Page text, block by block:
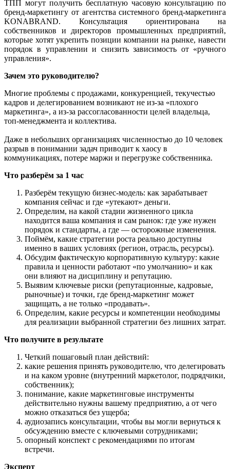
ТПП могут получить бесплатную часовую консультацию по
бренд-маркетингу от агентства системного бренд-маркетинга
KONABRAND. Консультация ориентирована на
собственников и директоров промышленных предприятий,
которые хотят укрепить позиции компании на рынке, навести
порядок в управлении и снизить зависимость от «ручного
управления».
Зачем это руководителю?
Многие проблемы с продажами, конкуренцией, текучестью
кадров и делегированием возникают не из‑за «плохого
маркетинга», а из-за рассогласованности целей владельца,
топ-менеджмента и коллектива.
​Даже в небольших организациях численностью до 10 человек
разрыв в понимании задач приводит к хаосу в
коммуникациях, потере маржи и перегрузке собственника.
Что разберём за 1 час
Разберём текущую бизнес-модель: как зарабатывает
компания сейчас и где «утекают» деньги.
Определим, на какой стадии жизненного цикла
находится ваша компания и сам рынок: где уже нужен
порядок и стандарты, а где — осторожные изменения.
​Поймём, какие стратегии роста реально доступны
именно в ваших условиях (регион, отрасль, ресурсы).
​Обсудим фактическую корпоративную культуру: какие
правила и ценности работают «по умолчанию» и как
они влияют на дисциплину и репутацию.
​Выявим ключевые риски (репутационные, кадровые,
рыночные) и точки, где бренд-маркетинг может
защищать, а не только «продавать».
​Определим, какие ресурсы и компетенции необходимы
для реализации выбранной стратегии без лишних затрат.
Что получите в результате
Четкий пошаговый план действий:
какие решения принять руководителю, что делегировать
и на каком уровне (внутренний маркетолог, подрядчики,
собственник);
понимание, какие маркетинговые инструменты
действительно нужны вашему предприятию, а от чего
можно отказаться без ущерба;
аудиозапись консультации, чтобы вы могли вернуться к
обсуждению вместе с ключевыми сотрудниками;
опорный конспект с рекомендациями по итогам
встречи.
Эксперт